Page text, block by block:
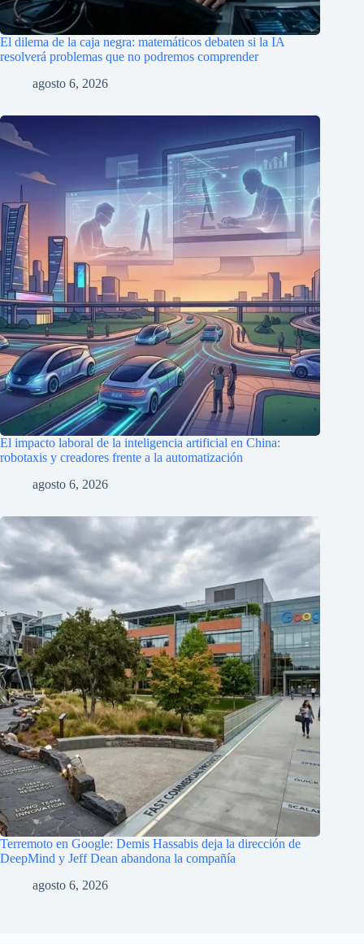
El dilema de la caja negra: matemáticos debaten si la IA
resolverá problemas que no podremos comprender
agosto 6, 2026
El impacto laboral de la inteligencia artificial en China:
robotaxis y creadores frente a la automatización
agosto 6, 2026
Terremoto en Google: Demis Hassabis deja la dirección de
DeepMind y Jeff Dean abandona la compañía
agosto 6, 2026